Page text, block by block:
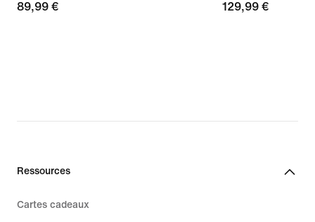
89,99 €
89,99 €
129,99 €
129,99 €
Ressources
Cartes cadeaux